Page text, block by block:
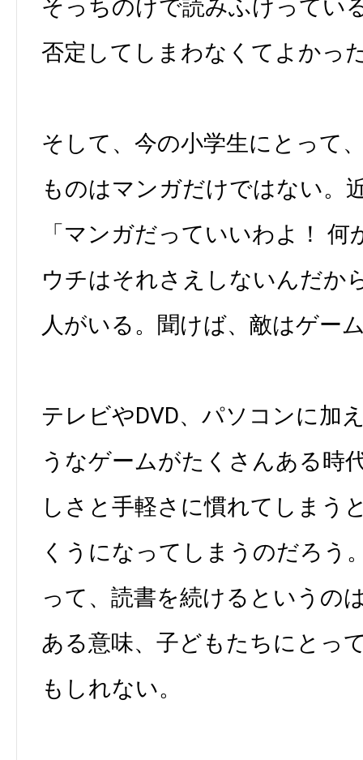
そっちのけで読みふけってい
否定してしまわなくてよかっ
そして、今の小学生にとって
ものはマンガだけではない。
「マンガだっていいわよ！
ウチはそれさえしないんだか
人がいる。聞けば、敵はゲー
テレビやDVD、パソコンに加
うなゲームがたくさんある時
しさと手軽さに慣れてしまう
くうになってしまうのだろう
って、読書を続けるというの
ある意味、子どもたちにとっ
もしれない。